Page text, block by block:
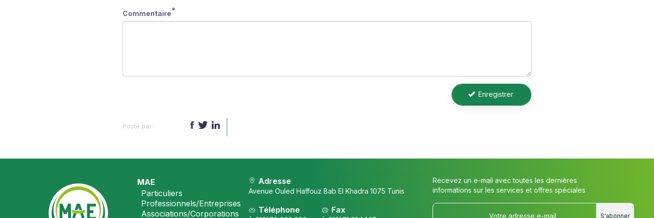
Commentaire
Enregistrer
Footer
MAE
Particuliers
Professionnels/Entreprises
Associations/Corporations
Adresse
Avenue Ouled Haffouz Bab El Khadra 1075 Tunis
Téléphone Fax
Recevez un e-mail avec toutes les dernières
informations sur les services et offres spéciales
S'abonner